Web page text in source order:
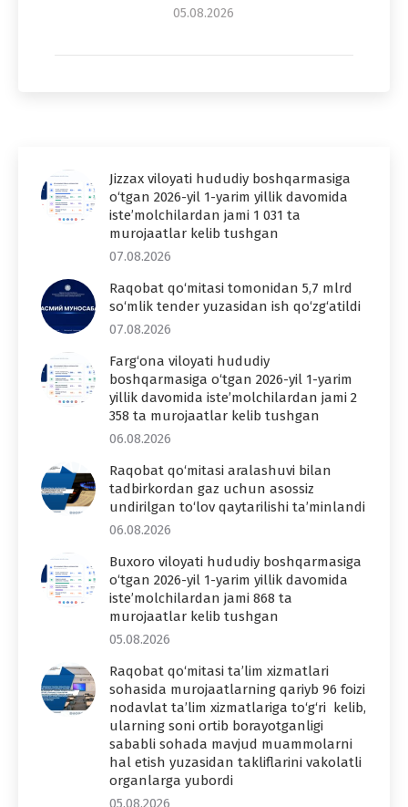
05.08.2026
Jizzax viloyati hududiy boshqarmasiga
o‘tgan 2026-yil 1-yarim yillik davomida
iste’molchilardan jami 1 031 ta
murojaatlar kelib tushgan
07.08.2026
Raqobat qo‘mitasi tomonidan 5,7 mlrd
so‘mlik tender yuzasidan ish qo‘zg‘atildi
07.08.2026
Farg‘ona viloyati hududiy
boshqarmasiga o‘tgan 2026-yil 1-yarim
yillik davomida iste’molchilardan jami 2
358 ta murojaatlar kelib tushgan
06.08.2026
Raqobat qo‘mitasi aralashuvi bilan
tadbirkordan gaz uchun asossiz
undirilgan to‘lov qaytarilishi ta’minlandi
06.08.2026
Buxoro viloyati hududiy boshqarmasiga
o‘tgan 2026-yil 1-yarim yillik davomida
iste’molchilardan jami 868 ta
murojaatlar kelib tushgan
05.08.2026
Raqobat qo‘mitasi ta’lim xizmatlari
sohasida murojaatlarning qariyb 96 foizi
nodavlat ta’lim xizmatlariga to‘g‘ri kelib,
ularning soni ortib borayotganligi
sababli sohada mavjud muammolarni
hal etish yuzasidan takliflarini vakolatli
organlarga yubordi
05.08.2026